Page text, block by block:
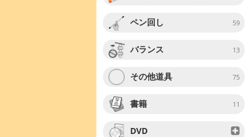
ペン回し 59
バランス 13
その他道具 75
書籍 11
DVD